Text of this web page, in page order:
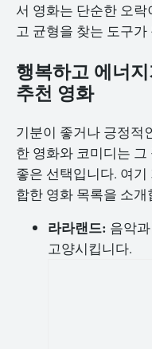
서 영화는 단순한 오
고 균형을 찾는 도구가
행복하고 에너
추천 영화
기분이 좋거나 긍정적
한 영화와 코미디는
좋은 선택입니다. 여
합한 영화 목록을 소개
라라랜드: 음악
고양시킵니다.